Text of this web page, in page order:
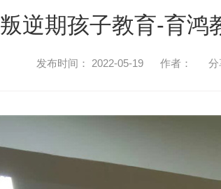
叛逆期孩子教育-育鸿
发布时间： 2022-05-19 作者： 分